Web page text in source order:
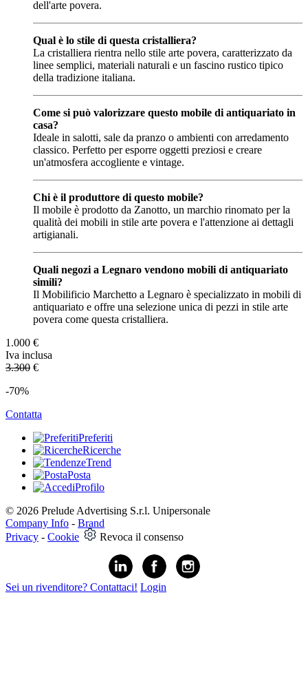
dell'arte povera.
Qual è lo stile di questa cristalliera?
La cristalliera rientra nello stile arte povera, caratterizzato da
linee semplici, materiali naturali e un fascino rustico tipico
della tradizione italiana.
Come si può valorizzare questo mobile di antiquariato in
casa?
Ideale in salotti, sale da pranzo o ambienti con arredamento
classico. Perfetto per esporre oggetti preziosi e creare
un'atmosfera accogliente e vintage.
Chi è il produttore di questo mobile?
Il mobile è prodotto da Zanotto, un marchio rinomato per la
qualità dei mobili in stile arte povera e l'attenzione ai dettagli
artigianali.
Quali negozi a Legnaro vendono mobili di antiquariato
simili?
Il Mobilificio Marchetto a Legnaro è specializzato in mobili di
antiquariato e offre una selezione unica di pezzi in stile arte
povera come questa cristalliera.
1.000 €
Iva inclusa
3.300 €
-70%
Contatta
Preferiti
Ricerche
Trend
Posta
Profilo
© 2026 Prelude Advertising S.r.l. Unipersonale
Company Info - Brand
Privacy - Cookie Revoca il consenso
Sei un rivenditore? Contattaci! Login